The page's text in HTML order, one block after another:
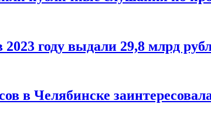
году выдали 29,8 млрд
в Челябинске